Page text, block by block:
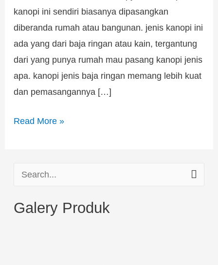
kanopi ini sendiri biasanya dipasangkan
diberanda rumah atau bangunan. jenis kanopi ini
ada yang dari baja ringan atau kain, tergantung
dari yang punya rumah mau pasang kanopi jenis
apa. kanopi jenis baja ringan memang lebih kuat
dan pemasangannya […]
Read More »
a
Galery Produk